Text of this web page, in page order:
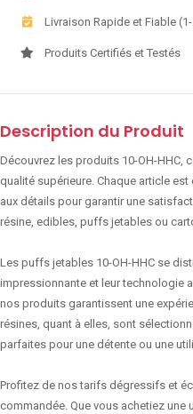
Livraison Rapide et Fiable
Produits Certifiés et Testés
Description du Produit
Découvrez les produits 10-OH-HHC,
qualité supérieure. Chaque article
aux détails pour garantir une
résine, edibles, puffs jetables ou
Les puffs jetables 10-OH-HHC se
impressionnante et leur technologie
nos produits garantissent une
résines, quant à elles, sont
parfaites pour une détente ou une
Profitez de nos tarifs dégressifs et
commandée. Que vous achetiez